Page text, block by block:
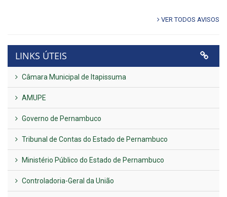
VER TODOS AVISOS
LINKS ÚTEIS
Câmara Municipal de Itapissuma
AMUPE
Governo de Pernambuco
Tribunal de Contas do Estado de Pernambuco
Ministério Público do Estado de Pernambuco
Controladoria-Geral da União